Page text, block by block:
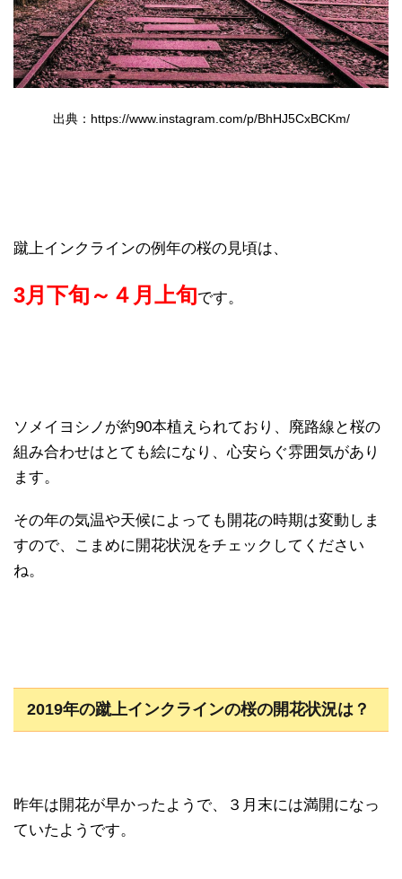
出典：https://www.instagram.com/p/BhHJ5CxBCKm/
蹴上インクラインの例年の桜の見頃は、
3月下旬～４月上旬です。
ソメイヨシノが約90本植えられており、廃路線と桜の
組み合わせはとても絵になり、心安らぐ雰囲気があり
ます。
その年の気温や天候によっても開花の時期は変動しま
すので、こまめに開花状況をチェックしてください
ね。
2019年の蹴上インクラインの桜の開花状況は？
昨年は開花が早かったようで、３月末には満開になっ
ていたようです。